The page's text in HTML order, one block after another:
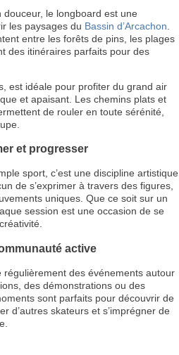
le longboard est une
les paysages du Bassin d’Arcachon
entre les forêts de pins, les plages
des itinéraires parfaits pour des
est idéale pour profiter du grand air
et apaisant. Les chemins plats et
de rouler en toute sérénité,
et progresser
sport, c’est une discipline artistique
de s’exprimer à travers des figures,
uniques. Que ce soit sur un
session est une occasion de se
active
régulièrement des événements autour
des démonstrations ou des
sont parfaits pour découvrir de
d’autres skateurs et s’imprégner de